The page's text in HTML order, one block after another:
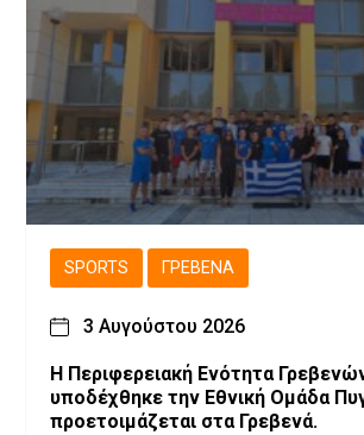
SPORTS ΓΡΕΒΕΝΆ
3 Αυγούστου 2026
Η Περιφερειακή Ενότητα
υποδέχθηκε την Εθνική Ομάδα
προετοιμάζεται στα Γρεβενά.